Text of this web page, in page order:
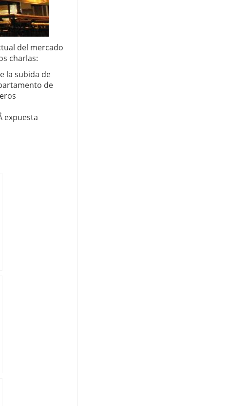
del mercado
charlas:
la subida de
de
expuesta